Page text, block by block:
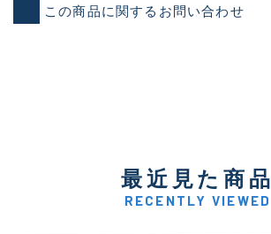
この商品に関するお問い合わせ
最近見た商品
RECENTLY VIEWED